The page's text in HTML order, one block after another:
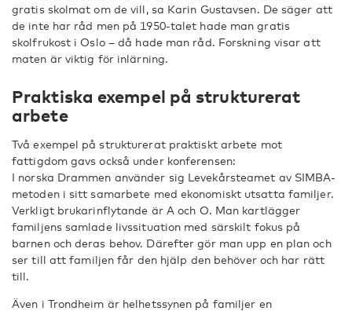
gratis skolmat om de vill, sa Karin Gustavsen. De säger att
de inte har råd men på 1950-talet hade man gratis
skolfrukost i Oslo – då hade man råd. Forskning visar att
maten är viktig för inlärning.
Praktiska exempel på strukturerat
arbete
Två exempel på strukturerat praktiskt arbete mot
fattigdom gavs också under konferensen:
I norska Drammen använder sig Levekårsteamet av SIMBA-
metoden i sitt samarbete med ekonomiskt utsatta familjer.
Verkligt brukarinflytande är A och O. Man kartlägger
familjens samlade livssituation med särskilt fokus på
barnen och deras behov. Därefter gör man upp en plan och
ser till att familjen får den hjälp den behöver och har rätt
till.
Även i Trondheim är helhetssynen på familjer en